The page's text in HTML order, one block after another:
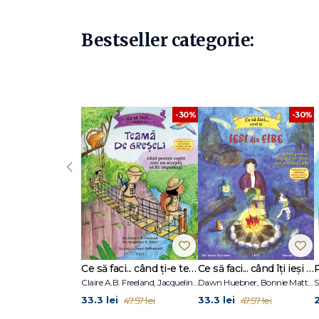
Bestseller categorie:
-30%
Ce să faci... când ți-e teamă de greșeli. Ghid pentru copiii care nu acceptă să fie imperfecți
Claire A.B. Freeland, Jacqueline B. Toner, Janet McDonnell
33.3 lei 47.57 lei
-30%
Ce să faci... când îţi ieşi din fire. Ghid pentru copiii care nu-şi pot stăpâni furia
Dawn Huebner, Bonnie Matthews
33.3 lei 47.57 lei
‹